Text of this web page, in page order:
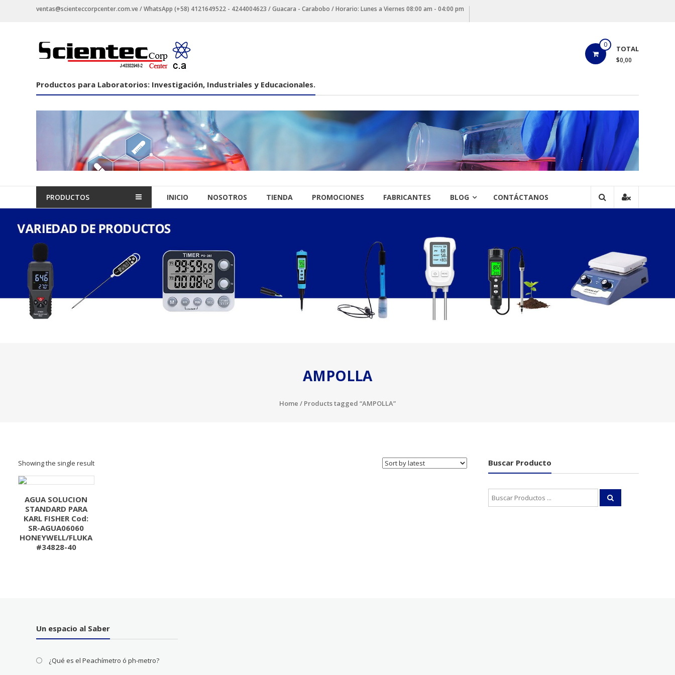
ventas@scienteccorpcenter.com.ve / WhatsApp (+58) 4121649522 - 4244004623 / Guacara - Carabobo / Horario: Lunes a Viernes 08:00 am - 04:00 pm
Productos
para
Laboratorios
Industriales
Educacionales.
0 TOTAL
$0,00
Productos para Laboratorios: Investigación, Industriales y Educacionales.
PRODUCTOS INICIO NOSOTROS TIENDA PROMOCIONES FABRICANTES BLOG CONTÁCTANOS
AMPOLLA
Home / Products tagged “AMPOLLA”
Showing the single result
AGUA SOLUCION
STANDARD PARA
KARL FISHER Cod:
SR-AGUA06060
HONEYWELL/FLUKA
#34828-40
Buscar Producto
Buscar:
Un espacio al Saber
¿Qué es el Peachímetro ó ph-metro?